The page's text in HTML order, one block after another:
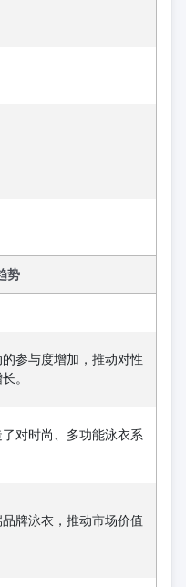
势
参与度增加，推动对性
。
对时尚、多功能泳衣系
牌泳衣，推动市场价值